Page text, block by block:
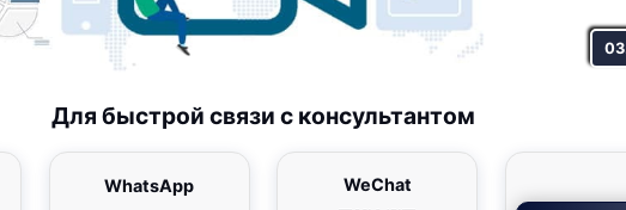
Для быстрой связи с консультантом
WhatsApp WeChat